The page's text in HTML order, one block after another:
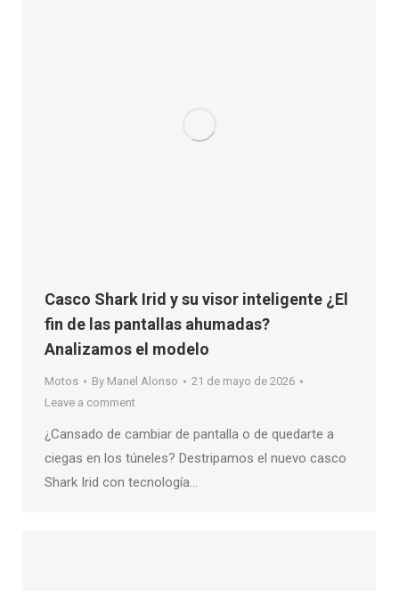
Casco Shark Irid y su visor inteligente ¿El
fin de las pantallas ahumadas?
Analizamos el modelo
Motos By Manel Alonso
21 de mayo de 2026
Leave a comment
¿Cansado de cambiar de pantalla o de quedarte a
ciegas en los túneles? Destripamos el nuevo casco
Shark Irid con tecnología…